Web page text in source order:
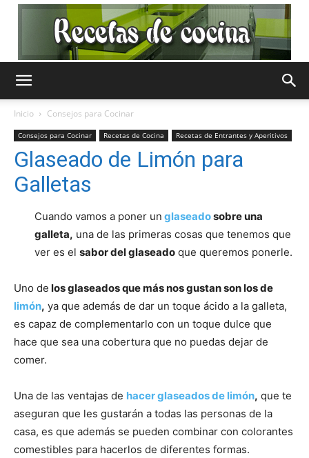
Cocina
|
Receta
Inicio Consejos para Cocinar
Consejos para Cocinar Recetas de Cocina Recetas de Entrantes y Aperitivos
Glaseado de Limón para
Galletas
Cuando vamos a poner un glaseadosobre una
galleta, una de las primeras cosas que tenemos que
ver es el sabor del glaseado que queremos ponerle.
Uno de los glaseados que más nos gustan son los de
limón, ya que además de dar un toque ácido a la galleta,
es capaz de complementarlo con un toque dulce que
hace que sea una cobertura que no puedas dejar de
comer.
Una de las ventajas de hacer glaseados de limón, que te
aseguran que les gustarán a todas las personas de la
casa, es que además se pueden combinar con colorantes
comestibles para hacerlos de diferentes formas.